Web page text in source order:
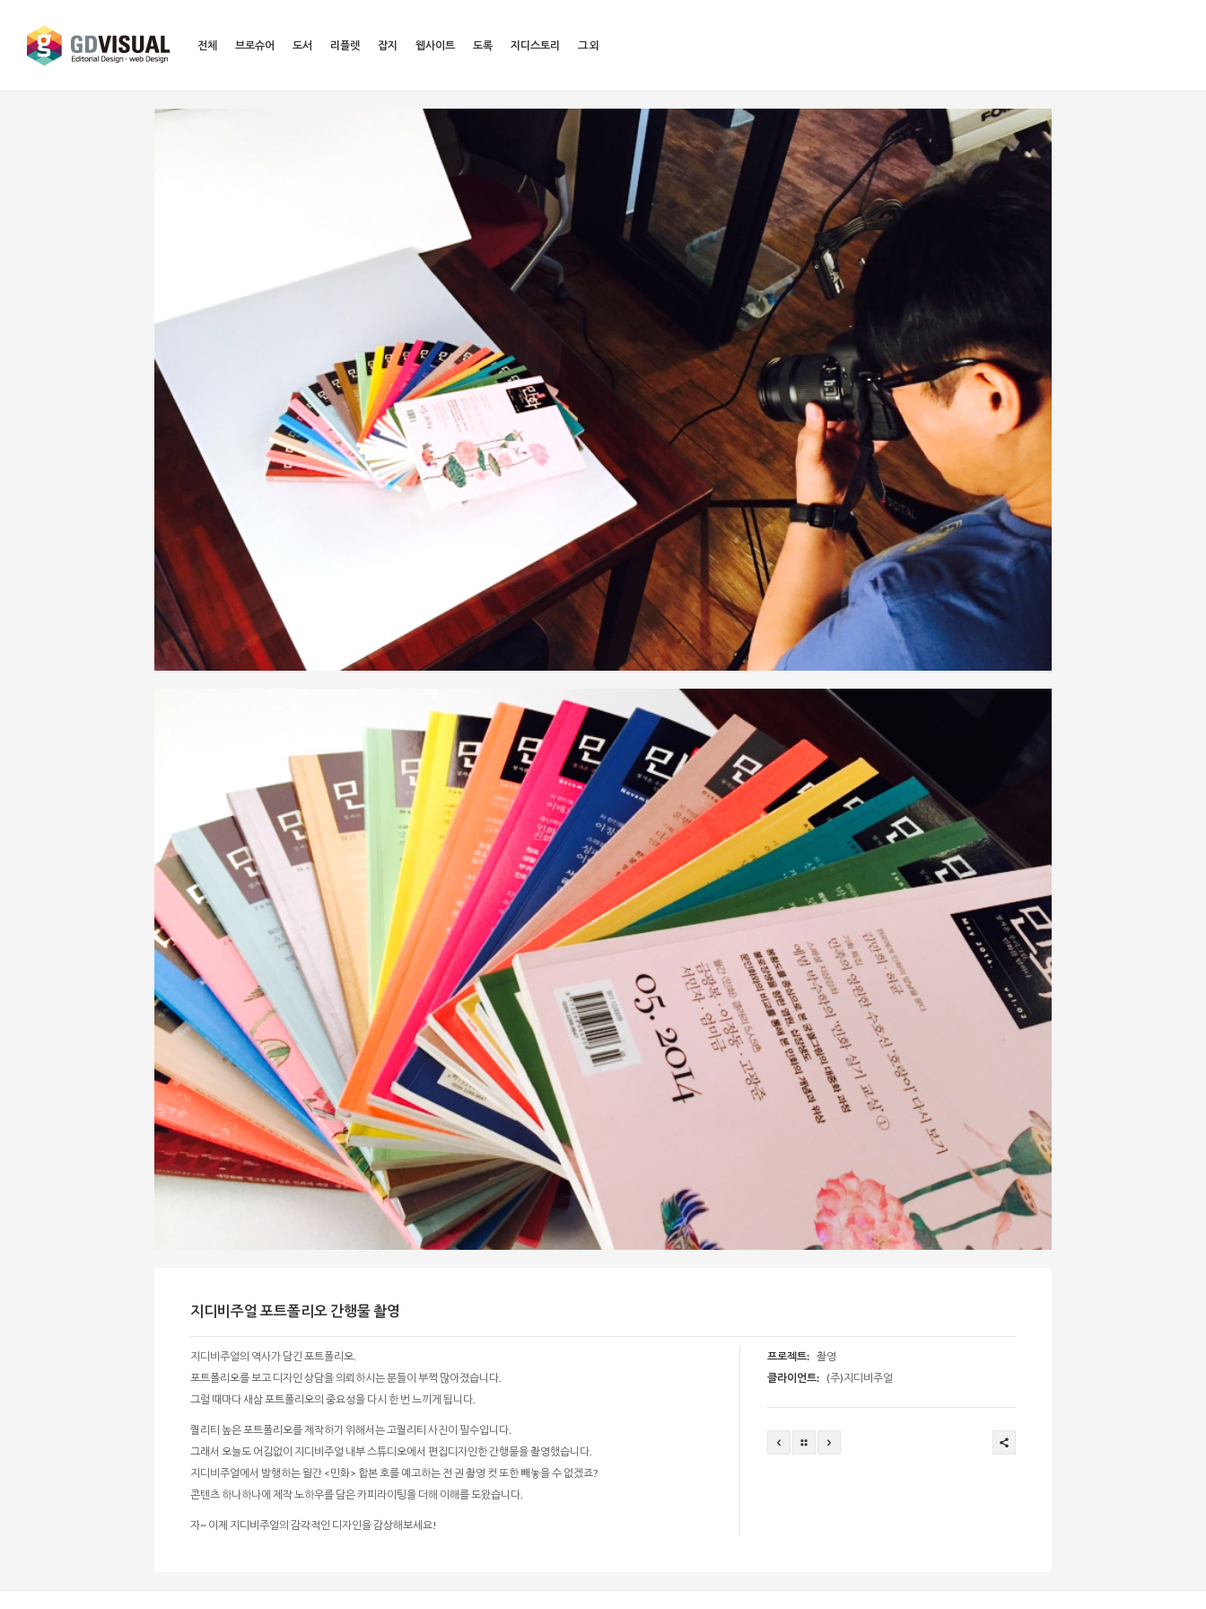
전체 브로슈어 도서 리플렛 잡지 웹사이트 도록 지디스토리 그 외
지디비주얼 포트폴리오 간행물 촬영
지디비주얼의 역사가 담긴 포트폴리오.
포트폴리오를 보고 디자인 상담을 의뢰하시는 분들이 부쩍 많아졌습니다.
그럴 때마다 새삼 포트폴리오의 중요성을 다시 한 번 느끼게 됩니다.
퀄리티 높은 포트폴리오를 제작하기 위해서는 고퀄리티 사진이 필수입니다.
그래서 오늘도 어김없이 지디비주얼 내부 스튜디오에서 편집디자인한 간행물을 촬영했습니다.
지디비주얼에서 발행하는 월간 <민화> 합본 호를 예고하는 전 권 촬영 컷 또한 빼놓을 수 없겠죠?
콘텐츠 하나하나에 제작 노하우를 담은 카피라이팅을 더해 이해를 도왔습니다.
자~ 이제 지디비주얼의 감각적인 디자인을 감상해보세요!
프로젝트: 촬영
클라이언트: (주)지디비주얼